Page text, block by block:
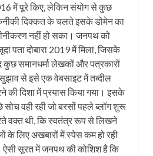
में पूरे किए, लेकिन संयोग से कुछ
दिक्कत के चलते इसके डोमेन का
नहीं हो सका। जनपथ को
पता दोबारा 2019 में मिला, जिसके
कुछ समानधर्मा लेखकों और पत्रकारों
से इसे एक वेबसाइट में तब्दील
की दिशा में प्रयास किया गया। इसके
सोच वही रही जो बरसों पहले ब्लॉग शुरू
वक्त थी, कि स्वतंत्र रूप से लिखने
के लिए अखबारों में स्पेस कम हो रही
सूरत में जनपथ की कोशिश है कि